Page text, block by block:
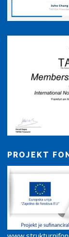
PROJEKT